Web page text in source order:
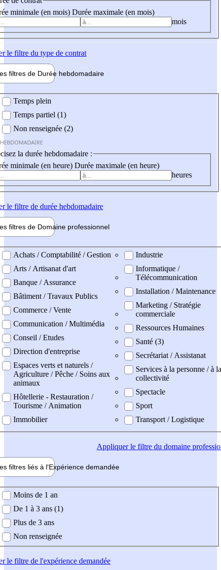
minimale (en mois) Durée maximale (en mois)
mois
le filtre du type de contrat
filtres de Durée hebdomadaire
Temps plein
Temps partiel (1)
Non renseignée (2)
la durée hebdomadaire :
minimale (en heure) Durée maximale (en heure)
heures
le filtre de durée hebdomadaire
filtres de Domaine professionnel
professionel
Achats / Comptabilité / Gestion
Arts / Artisanat d'art
Banque / Assurance
Bâtiment / Travaux Publics
Commerce / Vente
Communication / Multimédia
Conseil / Etudes
Direction d'entreprise
Espaces verts et naturels /
Agriculture / Pêche / Soins aux
animaux
Hôtellerie - Restauration /
Tourisme / Animation
Immobilier
Industrie
Informatique /
Télécommunication
Installation / Maintenance
Marketing / Stratégie
commerciale
Ressources Humaines
Santé (3)
Secrétariat / Assistanat
Services à la personne / à la
collectivité
Spectacle
Sport
Transport / Logistique
Appliquerle filtre du domaine
filtres liés à l'Expérience demandée
demandée
Moins de 1 an
De 1 à 3 ans (1)
Plus de 3 ans
Non renseignée
le filtre de l'expérience demandée